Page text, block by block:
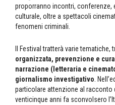
proporranno incontri,
culturale, oltre a spettacoli
fenomeni criminali.
Il Festival tratterà varie tematiche,
organizzata, prevenzione e
narrazione (letteraria e
giornalismo investigativo.
particolare attenzione al racconto
venticinque anni fa sconvolsero